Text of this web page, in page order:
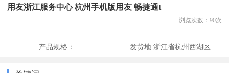
用友浙江服务中心 杭州手机版用友 畅捷通t
浏览次数： 90次
产品规格： 发货地:浙江省杭州西湖区